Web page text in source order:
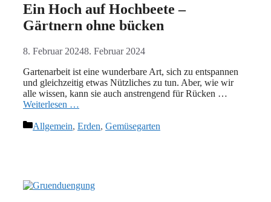
Ein Hoch auf Hochbeete –
Gärtnern ohne bücken
8. Februar 20248. Februar 2024
Gartenarbeit ist eine wunderbare Art, sich zu entspannen
und gleichzeitig etwas Nützliches zu tun. Aber, wie wir
alle wissen, kann sie auch anstrengend für Rücken …
Weiterlesen …
Kategorien
Allgemein, Erden, Gemüsegarten